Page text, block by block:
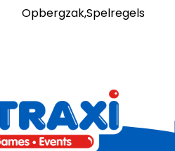
Opbergzak,Spelregels